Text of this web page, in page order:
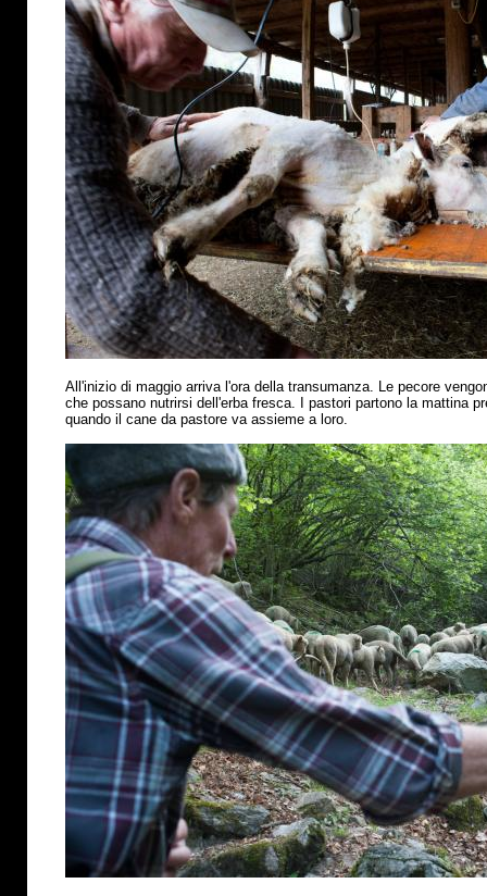
All'inizio di maggio arriva l'ora della transumanza. Le pecore
che possano nutrirsi dell'erba fresca. I pastori partono la mattina
quando il cane da pastore va assieme a loro.